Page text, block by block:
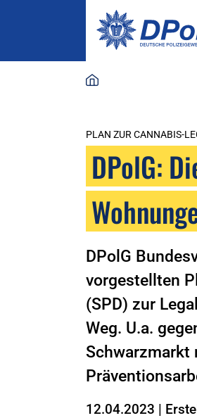
PLAN ZUR CANNABIS-
DPolG:
DPolG
vorgestellten
(SPD) zur
Weg. U.a.
Schwarzmarkt
12.04.2023 |